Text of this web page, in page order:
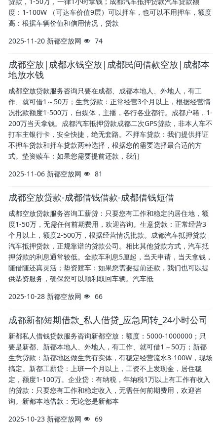
度：1-100W （可达车价值9层）可以押车，也可以不用押车，额度
高：根据车辆价值和信用情况，贷款
2025-11-20 新都空放网 74
成都空放|成都水钱空放|成都民间借款空放|成都本
地放水钱
成都空放贷款服务咨询只要在成都、成都本地人、外地人，有工
作、就可借1～50万；生意贷款：正常经营3个月以上，根据经营情
况批款额度1-500万，自媒体，主播，各行各业都行。成都户籍，1-
200万当天拿钱。成都汽车抵押贷款成都二次GPS贷款，非本人车不
打车主银行卡，安全快捷，绝无套路。不押车贷款：我们提供押证
不押车贷款和押车贷款两种选择，根据您的需要选择最合适的方
式。垫资赎车：如果您需要提前还款，我们
2025-11-06 新都空放网 81
成都空放贷款-成都借钱借款-成都借钱短借
成都空放贷款服务咨询工薪贷：只要您有工作和稳定的居住地，额
度1-50万，无需任何前期费用，欢迎咨询。生意贷款：正常经营3
个月以上，额度2-500万，根据经营情况批款。成都汽车抵押贷款
汽车抵押贷款，正规靠谱的贷款公司。相比其他贷款方式，汽车抵
押贷款的利息通常较低。全款车利息5厘起，当天申请，当天拿钱，
随借随还真灵活；垫资赎车：如果您需要提前还款，我们也可以提
供垫资服务，确保您可以顺利取回车辆。汽车抵
2025-10-28 新都空放网 66
成都新都短期借款_私人借贷_应急周转_24小时公司
新都私人借钱贷款服务咨询新都空放：额度：5000-1000000；只
要是新都、新都本地人、外地人，有工作、就可借1～50万；新都
生意贷款：新都地区做生意有实体，有稳定经营流水3-100W，现场
搞定。新都工薪贷：上班一个月以上，工资不上发现金，居住稳
定，额度1-100万。企业贷：有纳税，年纳税1万以上有工作有收入
的贷款：只要您有工作和稳定收入，无需任何前期费用，欢迎咨
询。新都本地借款：无论您是新都本
2025-10-23 新都空放网 69